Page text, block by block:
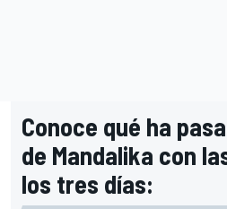
Conoce qué ha
de Mandalika con
los tres días: